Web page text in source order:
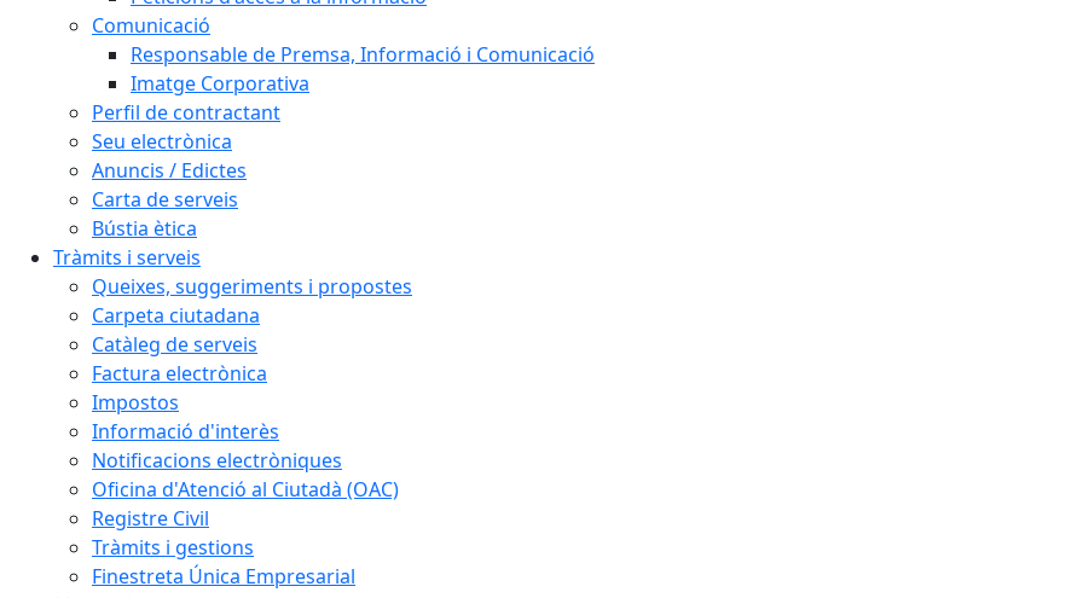
Comunicació
Responsable de Premsa, Informació i Comunicació
Imatge Corporativa
Perfil de contractant
Seu electrònica
Anuncis / Edictes
Carta de serveis
Bústia ètica
Tràmits i serveis
Queixes, suggeriments i propostes
Carpeta ciutadana
Catàleg de serveis
Factura electrònica
Impostos
Informació d'interès
Notificacions electròniques
Oficina d'Atenció al Ciutadà (OAC)
Registre Civil
Tràmits i gestions
Finestreta Única Empresarial